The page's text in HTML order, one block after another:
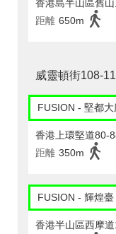
香港島半山區舊
距離 650m
威靈頓街108-
FUSION - 堅都大
香港上環堅道80-
距離 350m
FUSION - 輝煌臺
香港半山區西摩